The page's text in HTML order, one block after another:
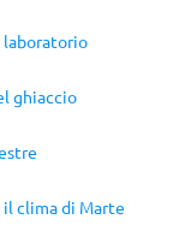
laboratorio
ghiaccio
il clima di Marte